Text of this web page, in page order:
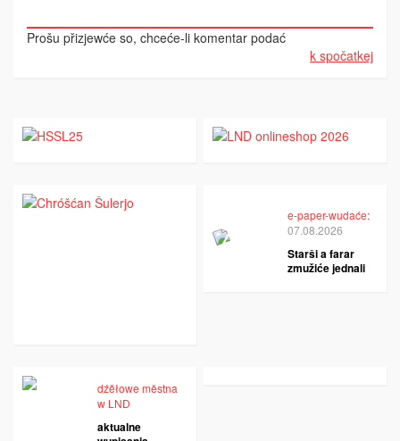
Prošu přizjewće so, chceće-li komentar podać
k spočatkej
e-paper-wudaće:
07.08.2026
Starši a farar
zmužiće jednali
dźěłowe městna
w LND
aktualne